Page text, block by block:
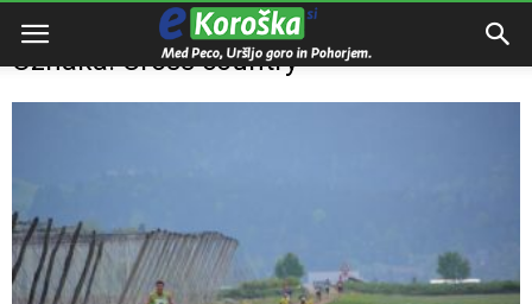
Domov Cross country
Oznaka: Cross country